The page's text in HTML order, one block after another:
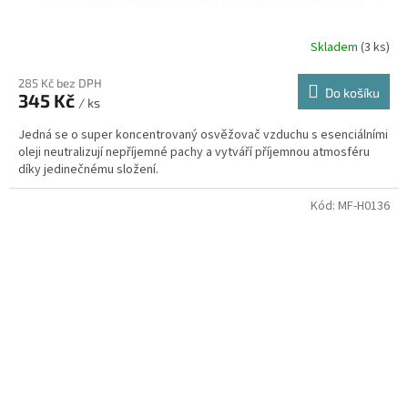
Skladem (3 ks)
285 Kč bez DPH
345 Kč / ks
Do košíku
Jedná se o super koncentrovaný osvěžovač vzduchu s esenciálními
oleji neutralizují nepříjemné pachy a vytváří příjemnou atmosféru
díky jedinečnému složení.
Kód: MF-H0136